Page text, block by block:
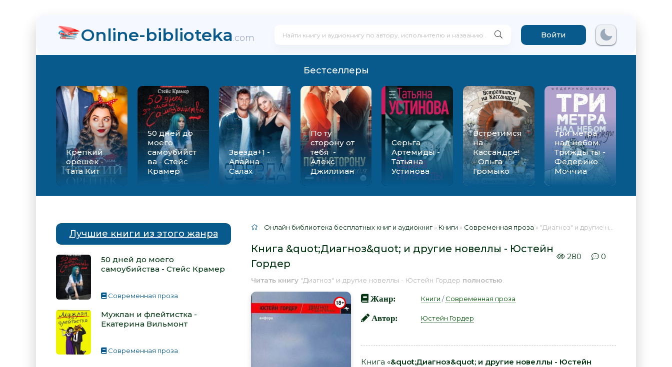
Online-biblioteka.com Войти
Бестселлеры
Крепкий
орешек -
Тата Кит
50 дней до
моего
самоубийст
ва - Стейс
Крамер
Звезда+1 -
Алайна
Салах
По ту
сторону от
тебя -
Алекс
Джиллиан
Серьга
Артемиды -
Татьяна
Устинова
Встретимся
на
Кассандре!
- Ольга
Громыко
Три метра
над небом.
Трижды ты -
Федерико
Моччиа
Лучшие книги из этого жанра
50 дней до моего
самоубийства - Стейс Крамер
Современная проза
Мужлан и флейтистка -
Екатерина Вильмонт
Современная проза
Онлайн библиотека бесплатных книг и аудиокниг » Книги » Современная проза » "Диагноз" и другие новеллы - Юстейн Гордер 📕 - Книга онлайн бесплатно
Книга &quot;Диагноз&quot; и другие новеллы - Юстейн
Гордер
280 0
Читать книгу "Диагноз" и другие новеллы - Юстейн Гордер полностью
Жанр: Книги /Современная проза
Автор: Юстейн Гордер
Книга «&quot;Диагноз&quot; и другие новеллы - Юстейн
Вильмонт